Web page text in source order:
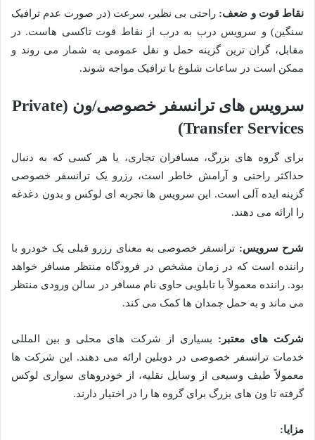
نقاط قوت و ضعف: راحتی بی نظیر، سرعت (در صورت عدم ترافیک
سنگین) و سرویس درب به درب از نقاط قوت تاکسی هاست. در
مقابل، گران ترین گزینه حمل و نقل عمومی به شمار می روند و
ممکن است در ساعات شلوغ با ترافیک مواجه شوند.
سرویس های ترانسفر خصوصی/ون (Private
Transfer Services)
برای گروه های بزرگ، مسافران تجاری، یا هر کسی که به دنبال
حداکثر راحتی و آرامش خاطر است، رزرو یک ترانسفر خصوصی
گزینه ایده آلی است. این سرویس ها تجربه ای لوکس و بدون دغدغه
را ارائه می دهند.
شرح سرویس: ترانسفر خصوصی به معنای رزرو قبلی یک خودرو با
راننده است که در زمان مشخص در فرودگاه منتظر مسافر خواهد
بود. راننده معمولاً با تابلویی حاوی نام مسافر در سالن ورودی منتظر
می ماند و به حمل چمدان ها کمک می کند.
شرکت های معتبر: بسیاری از شرکت های محلی و بین المللی
خدمات ترانسفر خصوصی در دوبلین ارائه می دهند. این شرکت ها
معمولاً طیف وسیعی از وسایل نقلیه، از خودروهای سواری لوکس
گرفته تا ون های بزرگ برای گروه ها را در اختیار دارند.
مزایا: